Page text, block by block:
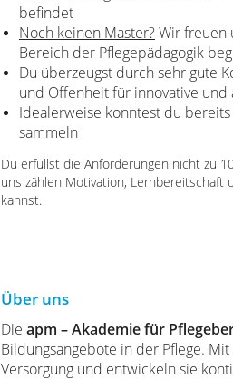
befindet
Noch keinen Master? Wir freuen
Bereich der Pflegepädagogik
Du überzeugst durch sehr gute
und Offenheit für innovative und
Idealerweise konntest du
sammeln
Du erfüllst die Anforderungen nicht zu
uns zählen Motivation, Lernbereitschaft
kannst.
Über uns
Die apm – Akademie für
Bildungsangebote in der Pflege.
Versorgung und entwickeln sie